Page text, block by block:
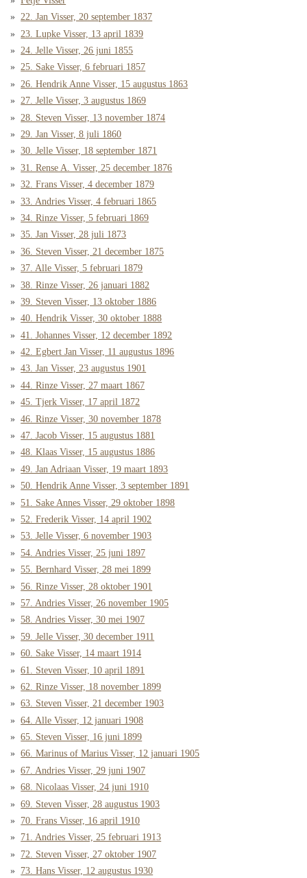
22. Jan Visser, 20 september 1837
23. Lupke Visser, 13 april 1839
24. Jelle Visser, 26 juni 1855
25. Sake Visser, 6 februari 1857
26. Hendrik Anne Visser, 15 augustus 1863
27. Jelle Visser, 3 augustus 1869
28. Steven Visser, 13 november 1874
29. Jan Visser, 8 juli 1860
30. Jelle Visser, 18 september 1871
31. Rense A. Visser, 25 december 1876
32. Frans Visser, 4 december 1879
33. Andries Visser, 4 februari 1865
34. Rinze Visser, 5 februari 1869
35. Jan Visser, 28 juli 1873
36. Steven Visser, 21 december 1875
37. Alle Visser, 5 februari 1879
38. Rinze Visser, 26 januari 1882
39. Steven Visser, 13 oktober 1886
40. Hendrik Visser, 30 oktober 1888
41. Johannes Visser, 12 december 1892
42. Egbert Jan Visser, 11 augustus 1896
43. Jan Visser, 23 augustus 1901
44. Rinze Visser, 27 maart 1867
45. Tjerk Visser, 17 april 1872
46. Rinze Visser, 30 november 1878
47. Jacob Visser, 15 augustus 1881
48. Klaas Visser, 15 augustus 1886
49. Jan Adriaan Visser, 19 maart 1893
50. Hendrik Anne Visser, 3 september 1891
51. Sake Annes Visser, 29 oktober 1898
52. Frederik Visser, 14 april 1902
53. Jelle Visser, 6 november 1903
54. Andries Visser, 25 juni 1897
55. Bernhard Visser, 28 mei 1899
56. Rinze Visser, 28 oktober 1901
57. Andries Visser, 26 november 1905
58. Andries Visser, 30 mei 1907
59. Jelle Visser, 30 december 1911
60. Sake Visser, 14 maart 1914
61. Steven Visser, 10 april 1891
62. Rinze Visser, 18 november 1899
63. Steven Visser, 21 december 1903
64. Alle Visser, 12 januari 1908
65. Steven Visser, 16 juni 1899
66. Marinus of Marius Visser, 12 januari 1905
67. Andries Visser, 29 juni 1907
68. Nicolaas Visser, 24 juni 1910
69. Steven Visser, 28 augustus 1903
70. Frans Visser, 16 april 1910
71. Andries Visser, 25 februari 1913
72. Steven Visser, 27 oktober 1907
73. Hans Visser, 12 augustus 1930